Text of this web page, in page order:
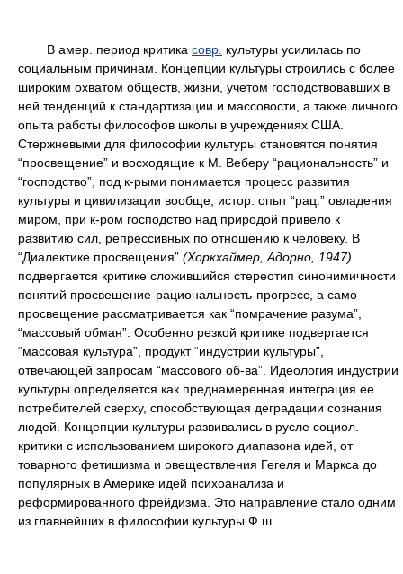
В амер. период критика совр. культуры усилилась по
социальным причинам. Концепции культуры строились с более
широким охватом обществ, жизни, учетом господствовавших в
ней тенденций к стандартизации и массовости, а также личного
опыта работы философов школы в учреждениях США.
Стержневыми для философии культуры становятся понятия
“просвещение” и восходящие к М. Веберу “рациональность” и
“господство”, под к-рыми понимается процесс развития
культуры и цивилизации вообще, истор. опыт “рац.” овладения
миром, при к-ром господство над природой привело к
развитию сил, репрессивных по отношению к человеку. В
“Диалектике просвещения” (Хоркхаймер, Адорно, 1947)
подвергается критике сложившийся стереотип синонимичности
понятий просвещение-рациональность-прогресс, а само
просвещение рассматривается как “помрачение разума”,
“массовый обман”. Особенно резкой критике подвергается
“массовая культура”, продукт “индустрии культуры”,
отвечающей запросам “массового об-ва”. Идеология индустрии
культуры определяется как преднамеренная интеграция ее
потребителей сверху, способствующая деградации сознания
людей. Концепции культуры развивались в русле социол.
критики с использованием широкого диапазона идей, от
товарного фетишизма и овеществления Гегеля и Маркса до
популярных в Америке идей психоанализа и
реформированного фрейдизма. Это направление стало одним
из главнейших в философии культуры Ф.ш.